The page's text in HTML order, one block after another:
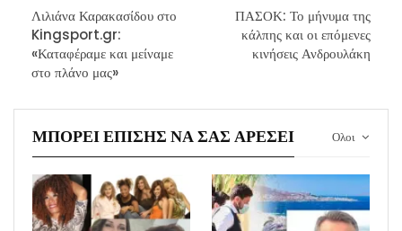
Λιλιάνα Καρακασίδου στο
Kingsport.gr:
«Καταφέραμε και μείναμε
στο πλάνο μας»
ΠΑΣΟΚ: Το μήνυμα της
κάλπης και οι επόμενες
κινήσεις Ανδρουλάκη
Ολοι
ΜΠΟΡΕΊ ΕΠΊΣΗΣ ΝΑ ΣΑΣ ΑΡΈΣΕΙ